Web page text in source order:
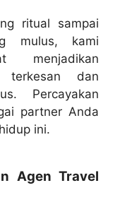
ritual sampai
mulus, kami
menjadikan
terkesan dan
Percayakan
partner Anda
ini.
Agen Travel